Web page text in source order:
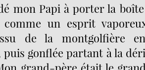
mon Papi à porter la
un esprit
de la montgolfière
gonflée partant à la